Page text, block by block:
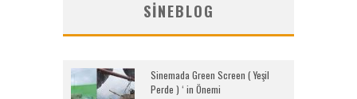
SINEBLOG
Sinemada Green Screen ( Yeşil
Perde ) ‘ in Önemi